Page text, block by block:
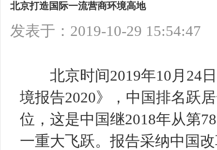
北京打造国际一流营商环境高地
发表于：2019-10-29 15:54:47
北京时间2019年10月24日
境报告2020》，中国排名跃
位，这是中国继2018年从第
一重大飞跃。报告采纳中国